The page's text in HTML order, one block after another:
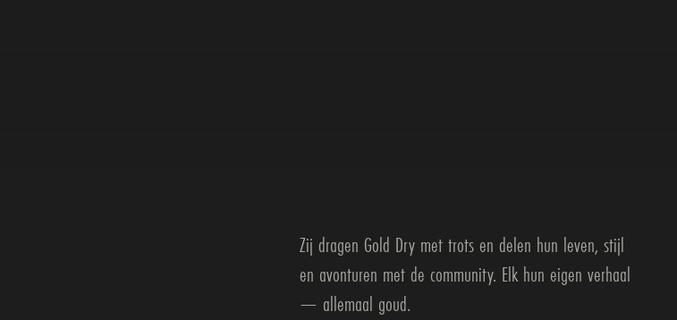
Zij dragen Gold Dry met trots en delen hun leven, stijl
en avonturen met de community. Elk hun eigen verhaal
— allemaal goud.